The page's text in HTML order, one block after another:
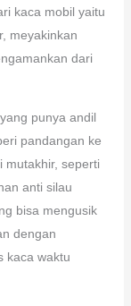
kaca mobil yaitu
meyakinkan
dari
punya andil
pandangan ke
mutakhir, seperti
anti silau
bisa mengusik
dengan
kaca waktu